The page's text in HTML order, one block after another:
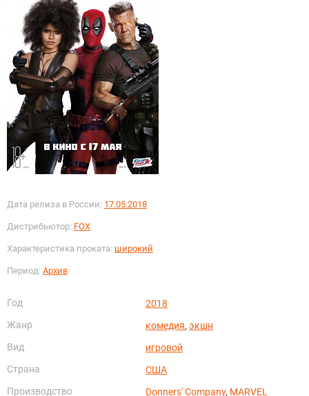
Дата релиза в России: 17.05.2018
Дистрибьютор: FOX
Характеристика проката: широкий
Период: Архив
Год
2018
Жанр
комедия,экшн
Вид
игровой
Страна
США
Производство
Donners' Company, MARVEL